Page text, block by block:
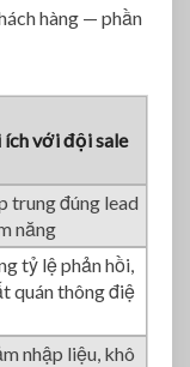
hàng — phần
ích với đội sale
trung đúng lead
năng
tỷ lệ phản hồi,
quán thông điệ
nhập liệu, khô